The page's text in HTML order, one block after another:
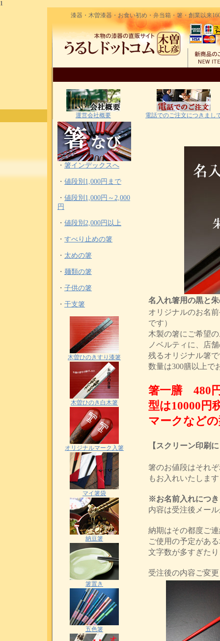
1
漆器・木曽漆器・お食い初め・弁当箱・箸・創業以来
運営会社概要 電話でのご注文につきまし
・ 箸インデックスへ
・ 値段別1,000円まで
・ 値段別1,000円～2,000
円
・ 値段別2,000円以上
・ すべり止めの箸
・ 太めの箸
・ 麺類の箸
・ 子供の箸
・ 干支箸
木曽ひのきすり漆箸
木曽ひのき白木箸
オリジナルマーク入箸
マイ箸袋
納豆箸
箸置き
五色箸
名入れ箸用の黒と
オリジナルのお名
です）
木製の箸にご希望
ノベルティに、店
残るオリジナル箸
数量は300膳以上で
箸一膳 480
型は10000円
マークなど
【スクリーン印刷
箸のお値段はそれ
もお入れいたします
※お名前入れにつ
内容は受注後メー
納期はその都度ご
ご使用の予定があ
文字数が多すぎた
受注後の内容ご変